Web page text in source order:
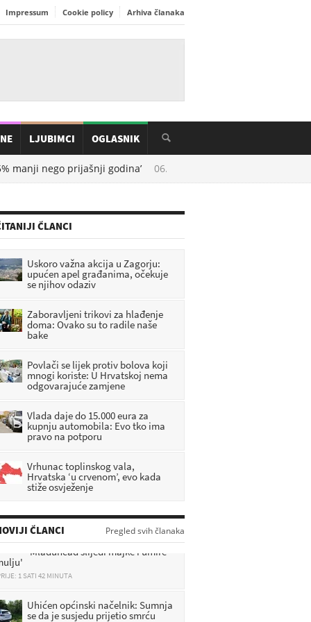
Impressum Cookie policy Arhiva članaka
LJUBIMCI OGLASNIK
nego prijašnji godina’ 06.08.2026. u
ČLANCI
Uskoro važna akcija u Zagorju:
upućen apel građanima, očekuje
se njihov odaziv
Zaboravljeni trikovi za hlađenje
doma: Ovako su to radile naše
bake
Povlači se lijek protiv bolova koji
mnogi koriste: U Hrvatskoj nema
odgovarajuće zamjene
Vlada daje do 15.000 eura za
kupnju automobila: Evo tko ima
pravo na potporu
Vrhunac toplinskog vala,
Hrvatska ‘u crvenom’, evo kada
stiže osvježenje
ČLANCI Pregled svih članaka
Suša pustoši hrvatske pašnjake,
uginulo preko 10 životinja:
'Mladunčad slijedi majke i umire
PRIJE: 1 SATI 42 MINUTA
2 SATI 2 MINUTA